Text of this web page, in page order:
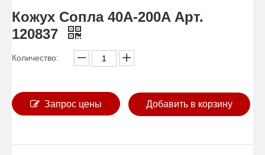
Кожух Сопла 40A-200A Арт.
120837
Количество:
Запрос цены Добавить в корзину